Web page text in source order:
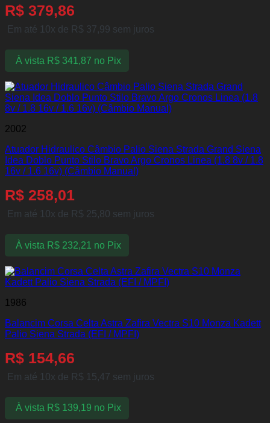
R$ 379,86
Em até 10x de R$ 37,99 sem juros
À vista R$341,87 no Pix
2002
Atuador Hidraulico Câmbio Palio Siena Strada Grand Siena
Idea Doblo Punto Stilo Bravo Argo Cronos Linea (1.8 8v / 1.8
16v / 1.6 16v) (Câmbio Manual)
R$ 258,01
Em até 10x de R$ 25,80 sem juros
À vista R$232,21 no Pix
1986
Balancim Corsa Celta Astra Zafira Vectra S10 Monza Kadett
Palio Siena Strada (EFI / MPFI)
R$ 154,66
Em até 10x de R$ 15,47 sem juros
À vista R$139,19 no Pix